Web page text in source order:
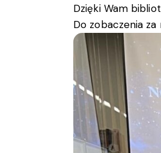
Dzięki Wam
Do zobaczenia